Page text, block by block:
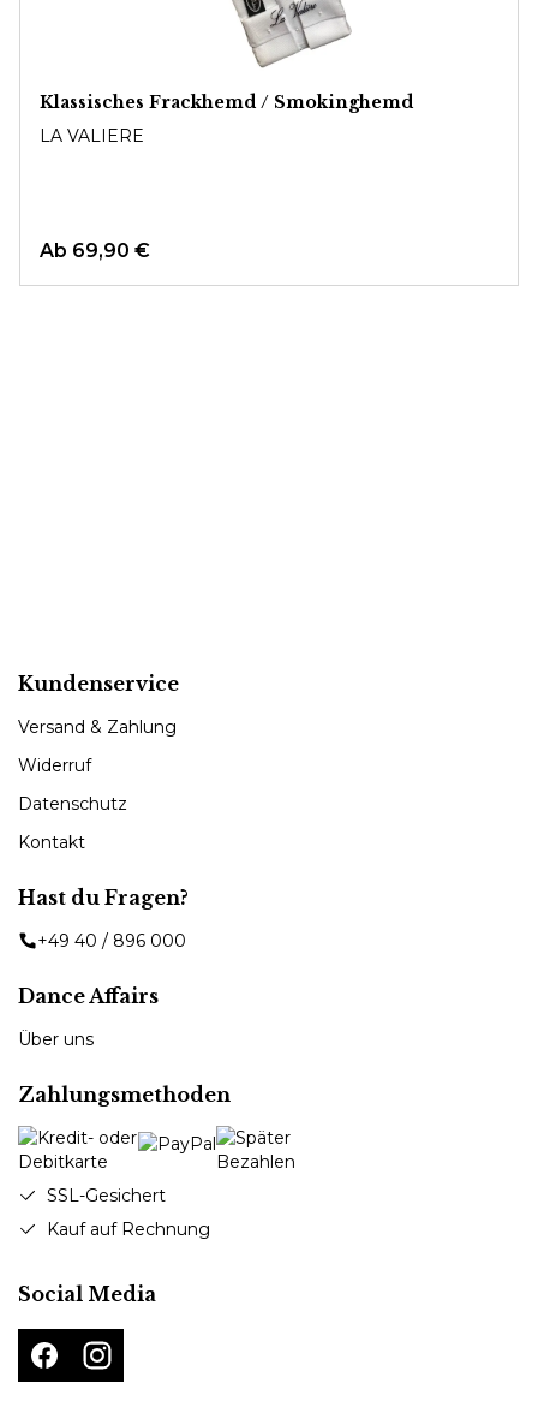
Klassisches Frackhemd / Smokinghemd
LA VALIERE
Ab 69,90 €
Kundenservice
Versand & Zahlung
Widerruf
Datenschutz
Kontakt
Hast du Fragen?
+49 40 / 896 000
Dance Affairs
Über uns
Zahlungsmethoden
SSL-Gesichert
Kauf auf Rechnung
Social Media